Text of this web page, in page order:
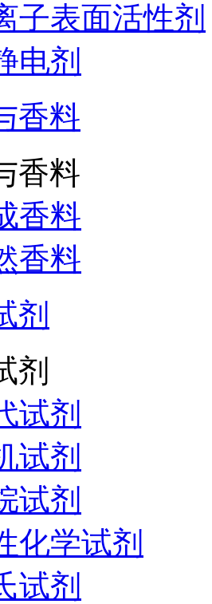
子表面活性剂
电剂
香料
香料
香料
香料
剂
剂
试剂
试剂
试剂
化学试剂
试剂